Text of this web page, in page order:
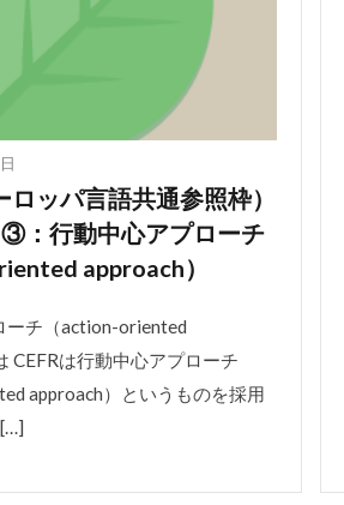
ロッパ言語共通参照枠）
：行動中心アプローチ
approach）
ーチ（action-oriented
CEFRは行動中心アプローチ
approach）というものを採用